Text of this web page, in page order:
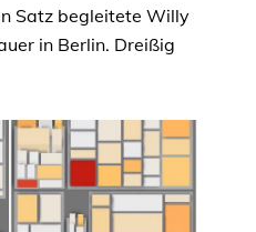
Satz begleitete Willy
in Berlin. Dreißig